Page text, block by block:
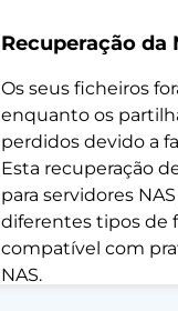
Recuperação da
Os seus ficheiros
enquanto os
perdidos devido a
Esta recuperação
para servidores
diferentes tipos de
compatível com
NAS.